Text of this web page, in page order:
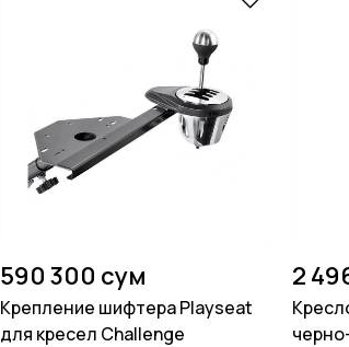
590 300 сум
Крепление шифтера Playseat
для кресел Challenge
2